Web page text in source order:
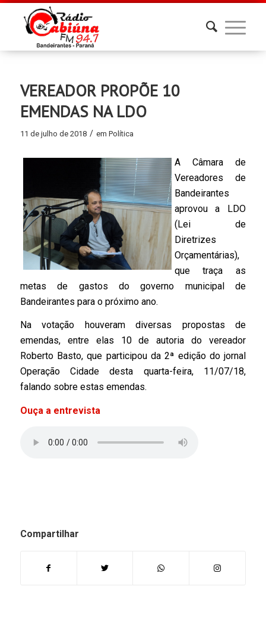
VEREADOR PROPÕE 10
EMENDAS NA LDO
11 de julho de 2018 / em Política
A Câmara de
Vereadores de
Bandeirantes
aprovou a LDO
(Lei de
Diretrizes
Orçamentárias),
que traça as
metas de gastos do governo municipal de
Bandeirantes para o próximo ano.
Na votação houveram diversas propostas de
emendas, entre elas 10 de autoria do vereador
Roberto Basto, que participou da 2ª edição do jornal
Operação Cidade desta quarta-feira, 11/07/18,
falando sobre estas emendas.
Ouça a entrevista
Compartilhar